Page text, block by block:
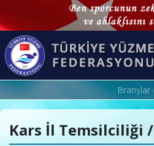
Branşlar
Kars İl Temsilciliği /